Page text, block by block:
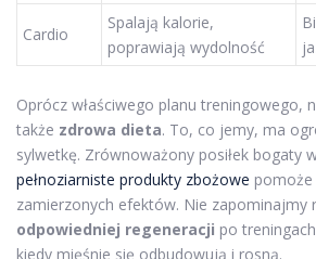
Cardio
Spalają kalorie,
poprawiają wydolność
Oprócz właściwego planu treningowego,
także zdrowa dieta. To, co jemy, ma
sylwetkę. Zrównoważony posiłek bogaty
pełnoziarniste produkty zbożowe pomoże
zamierzonych efektów. Nie zapominajmy
odpowiedniej regeneracji po
kiedy mięśnie się odbudowują i rosną.